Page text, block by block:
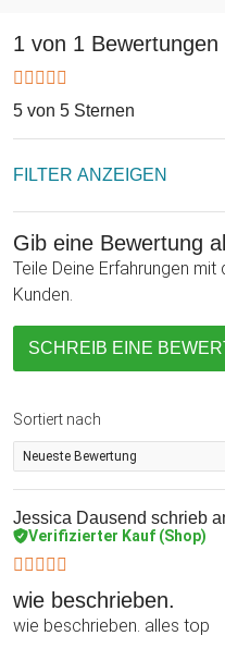
einem Jubiläum
gewählten Jahres, ist es
Geburtstagsgeschenk!
1 von 1 Bewertungen
5 von 5 Sternen
FILTER ANZEIGEN
Gib eine Bewertung
Teile Deine Erfahrungen
Kunden.
SCHREIB EINE
Sortiert nach
Jessica Dausend schrieb
Verifizierter Kauf (Shop)
wie beschrieben.
wie beschrieben. alles top